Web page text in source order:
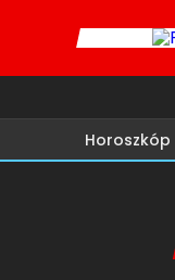
Horoszkóp